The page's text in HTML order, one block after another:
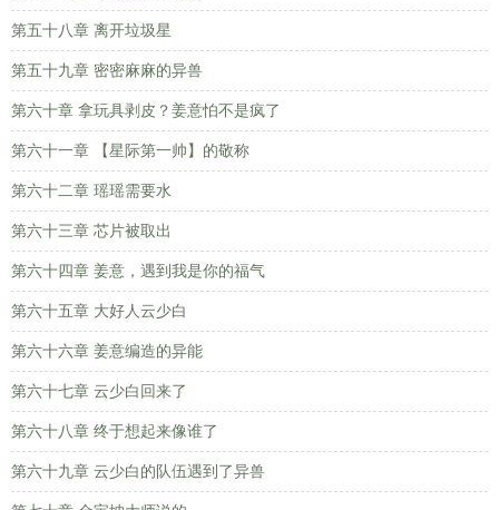
第五十八章 离开垃圾星
第五十九章 密密麻麻的异兽
第六十章 拿玩具剥皮？姜意怕不是疯了
第六十一章 【星际第一帅】的敬称
第六十二章 瑶瑶需要水
第六十三章 芯片被取出
第六十四章 姜意，遇到我是你的福气
第六十五章 大好人云少白
第六十六章 姜意编造的异能
第六十七章 云少白回来了
第六十八章 终于想起来像谁了
第六十九章 云少白的队伍遇到了异兽